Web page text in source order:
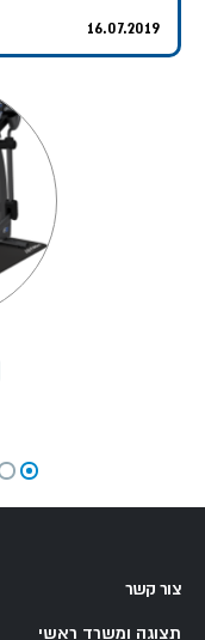
16.07.2019
צור קשר
תצוגה ומשרד ראשי